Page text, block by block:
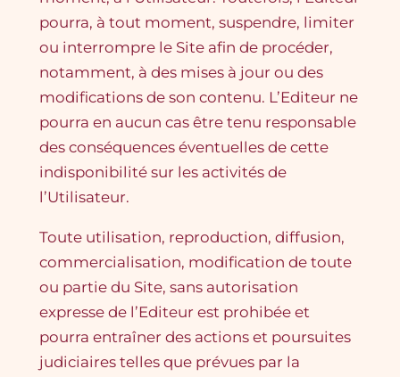
pourra, à tout moment, suspendre, limiter
ou interrompre le Site afin de procéder,
notamment, à des mises à jour ou des
modifications de son contenu. L’Editeur ne
pourra en aucun cas être tenu responsable
des conséquences éventuelles de cette
indisponibilité sur les activités de
l’Utilisateur.
Toute utilisation, reproduction, diffusion,
commercialisation, modification de toute
ou partie du Site , sans autorisation
expresse de l’Editeur est prohibée et
pourra entraîner des actions et poursuites
judiciaires telles que prévues par la